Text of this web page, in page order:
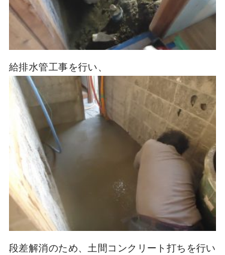
給排水管工事を行い、
段差解消のため、土間コンクリート打ちを行い